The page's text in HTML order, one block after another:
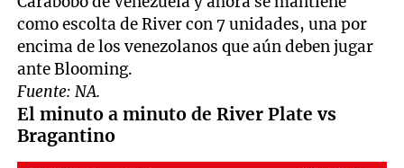
como escolta de River con 7 unidades, una por
encima de los venezolanos que aún deben jugar
ante Blooming.
Fuente: NA.
El minuto a minuto de River Plate vs
Bragantino